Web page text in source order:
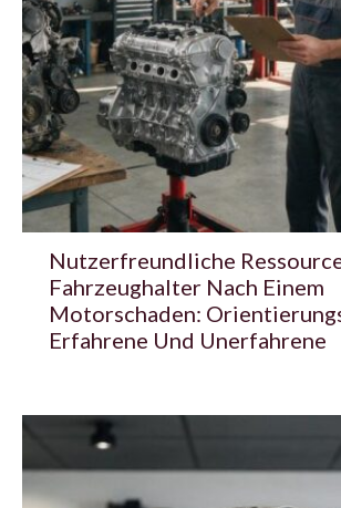
Nutzerfreundliche
Fahrzeughalter Nach Einem
Motorschaden:
Erfahrene Und Unerfahrene